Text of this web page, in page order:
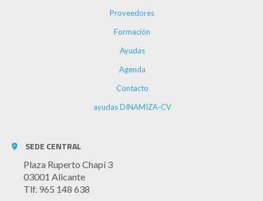
Proveedores
Formación
Ayudas
Agenda
Contacto
ayudas DINAMIZA-CV
SEDE CENTRAL
Plaza Ruperto Chapí 3
03001 Alicante
Tlf. 965 148 638